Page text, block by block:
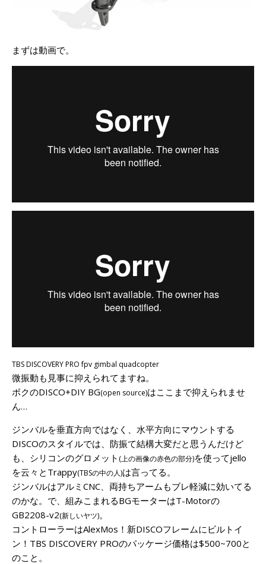
まずは動画で。
TBS DISCOVERY PRO fpv gimbal quadcopter
微振動も見事に抑えられてますね。
ボクのDISCO+DIY BG(open source)はここまで抑えられませ
ん…
ジンバルを垂直方向ではなく、水平方向にマウントする
DISCOのスタイルでは、防振て結構大変だと思うんだけど
も、シリコンのグロメット (上の画像の赤色の部分)を使ってjello
を云々とTrappy(TBSの中の人)は言ってる。
ジンバルはアルミCNC、両持ちアームもブレ軽減に効いてる
のかな。で、組みこまれるBGモーターはT-Motorの
GB2208-v2(新しいヤツ)。
コントローラーはAlexMos！新DISCOフレームにビルトイ
ン！TBS DISCOVERY PROのパッケージ価格は$500~700と
のこと。